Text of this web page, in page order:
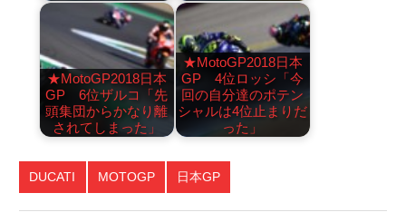
★MotoGP2018日本
GP 6位ザルコ「先
頭集団からかなり離
されてしまった」
★MotoGP2018日本
GP 4位ロッシ「今
回の自分達のポテン
シャルは4位止まりだ
った」
DUCATI MOTOGP 日本GP